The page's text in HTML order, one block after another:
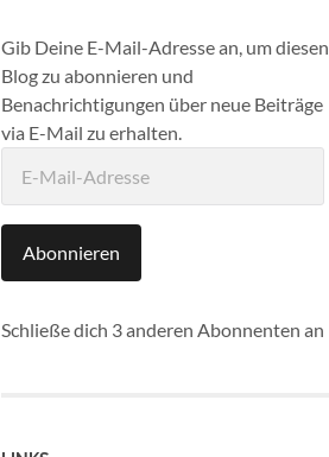
Gib Deine E-Mail-Adresse an, um diesen
Blog zu abonnieren und
Benachrichtigungen über neue Beiträge
via E-Mail zu erhalten.
Mail-
Abonnieren
Schließe dich 3 anderen Abonnenten an